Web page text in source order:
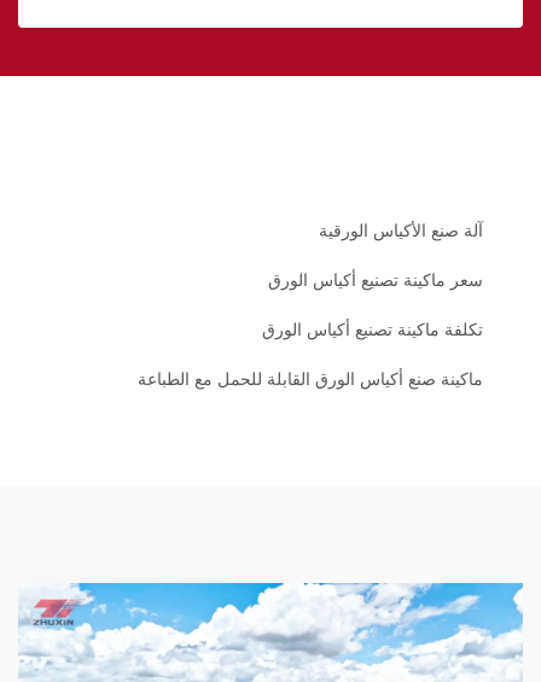
آلة صنع الأكياس الورقية
سعر ماكينة تصنيع أكياس الورق
تكلفة ماكينة تصنيع أكياس الورق
ماكينة صنع أكياس الورق القابلة للحمل مع الطباعة